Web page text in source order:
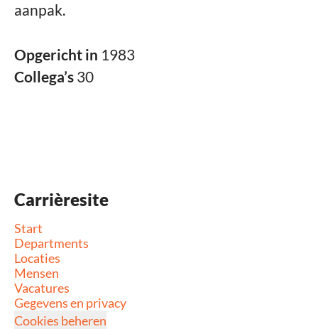
aanpak.
Opgericht in 1983
Collega’s 30
Carrièresite
Start
Departments
Locaties
Mensen
Vacatures
Gegevens en privacy
Cookies beheren